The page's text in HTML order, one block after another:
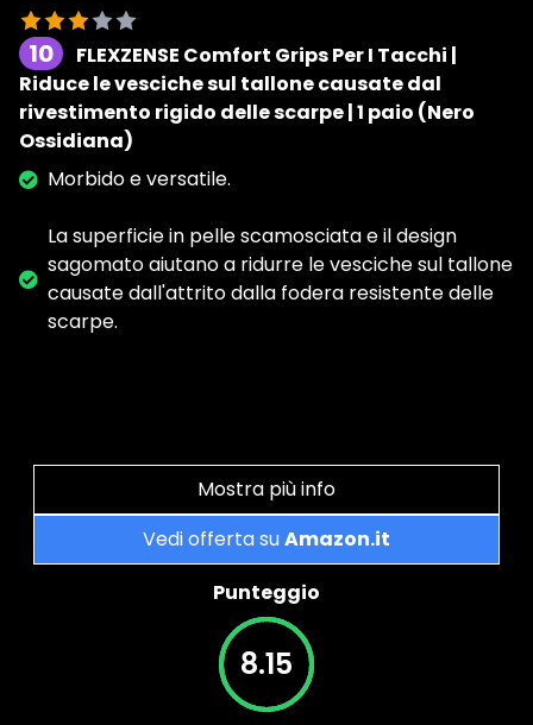
10
FLEXZENSE Comfort Grips Per I Tacchi |
Riduce le vesciche sul tallone causate dal
rivestimento rigido delle scarpe | 1 paio (Nero
Ossidiana)
Morbido e versatile.
La superficie in pelle scamosciata e il design
sagomato aiutano a ridurre le vesciche sul tallone
causate dall'attrito dalla fodera resistente delle
scarpe.
Mostra più info
Vedi offerta suAmazon.it
Punteggio
8.15